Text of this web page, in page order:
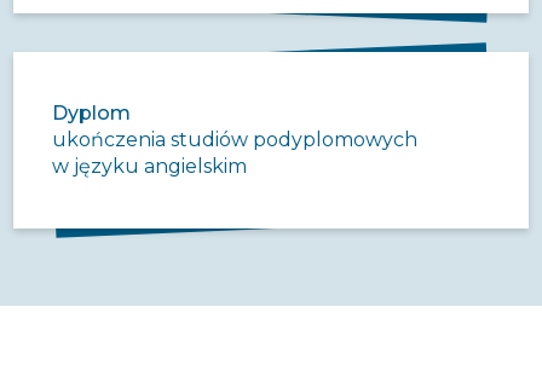
Dyplom
ukończenia studiów podyplomowych
w języku angielskim